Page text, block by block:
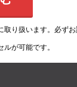
取り扱います。必ず
が可能です。